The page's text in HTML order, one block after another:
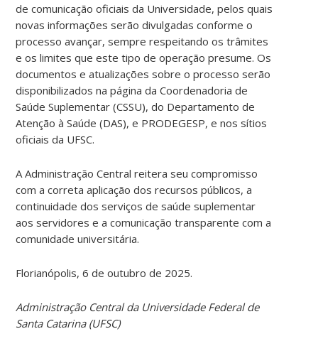
de comunicação oficiais da Universidade, pelos quais
novas informações serão divulgadas conforme o
processo avançar, sempre respeitando os trâmites
e os limites que este tipo de operação presume. Os
documentos e atualizações sobre o processo serão
disponibilizados na página da Coordenadoria de
Saúde Suplementar (CSSU), do Departamento de
Atenção à Saúde (DAS), e PRODEGESP, e nos sítios
oficiais da UFSC.
A Administração Central reitera seu compromisso
com a correta aplicação dos recursos públicos, a
continuidade dos serviços de saúde suplementar
aos servidores e a comunicação transparente com a
comunidade universitária.
Florianópolis, 6 de outubro de 2025.
Administração Central da Universidade Federal de
Santa Catarina (UFSC)